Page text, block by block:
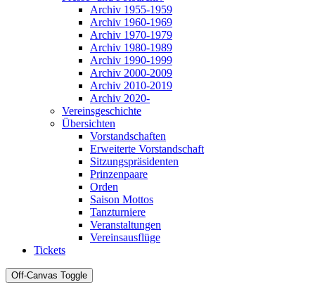
Archiv 1955-1959
Archiv 1960-1969
Archiv 1970-1979
Archiv 1980-1989
Archiv 1990-1999
Archiv 2000-2009
Archiv 2010-2019
Archiv 2020-
Vereinsgeschichte
Übersichten
Vorstandschaften
Erweiterte Vorstandschaft
Sitzungspräsidenten
Prinzenpaare
Orden
Saison Mottos
Tanzturniere
Veranstaltungen
Vereinsausflüge
Tickets
Off-Canvas Toggle